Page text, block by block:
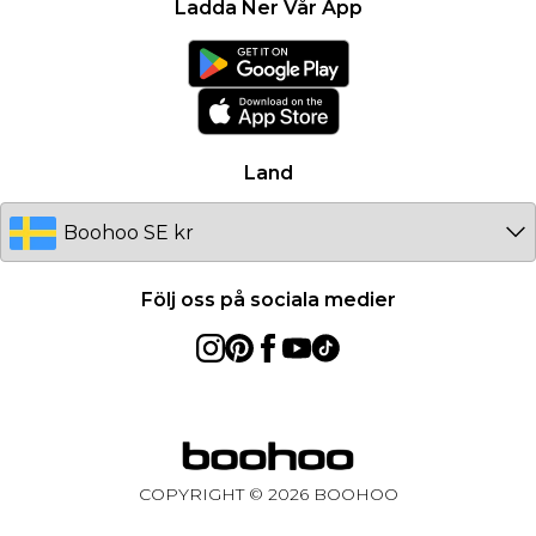
Land
Följ oss på sociala medier
Ladda Ner Vår App
COPYRIGHT © 2026BOOHOO